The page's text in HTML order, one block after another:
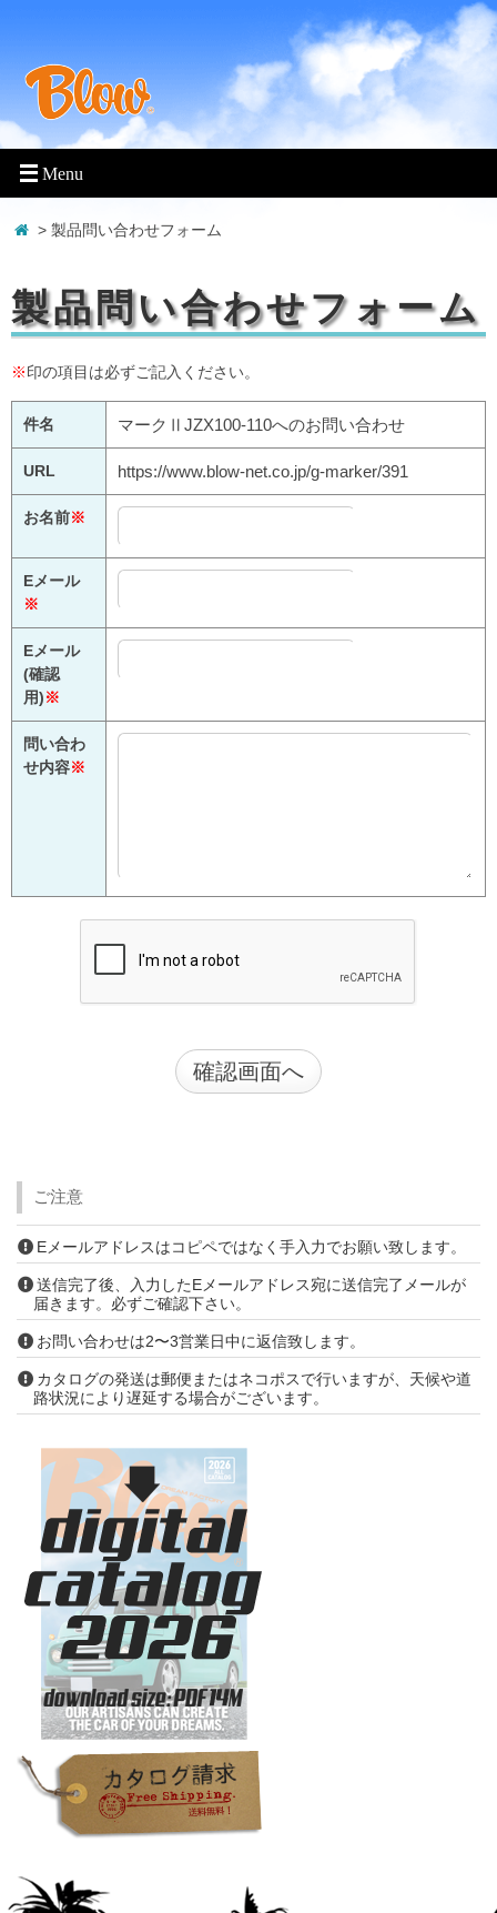
> 製品問い合わせフォーム
製品問い合わせフォーム
※印の項目は必ずご記入ください。
件名 マークⅡJZX100-110へのお問い合わせ
URL https://www.blow-net.co.jp/g-marker/391
お名前※
Eメール
※
Eメール
(確認
用)※
問い合わ
せ内容※
ご注意
Eメールアドレスはコピペではなく手入力でお願い致します。
送信完了後、入力したEメールアドレス宛に送信完了メールが
届きます。必ずご確認下さい。
お問い合わせは2〜3営業日中に返信致します。
カタログの発送は郵便またはネコポスで行いますが、天候や道
路状況により遅延する場合がございます。